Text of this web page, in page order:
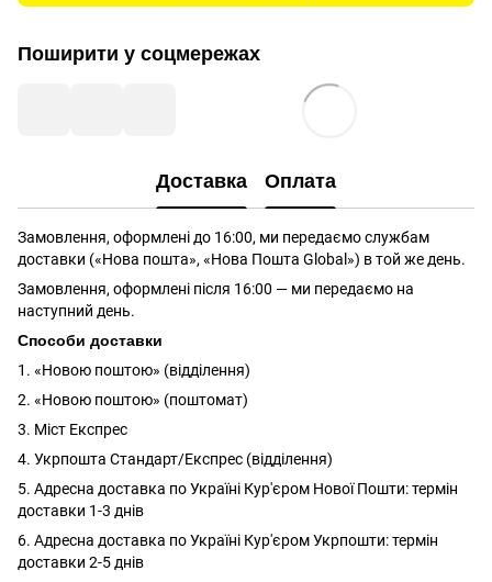
Поширити у соцмережах
Доставка Оплата
Замовлення, оформлені до 16:00, ми передаємо службам
доставки («Нова пошта», «Нова Пошта Global») в той же день.
Замовлення, оформлені після 16:00 — ми передаємо на
наступний день.
Способи доставки
1. «Новою поштою» (відділення)
2. «Новою поштою» (поштомат)
3. Міст Експрес
4. Укрпошта Стандарт/Експрес (відділення)
5. Адресна доставка по Україні Кур'єром Нової Пошти: термін
доставки 1-3 днів
6. Адресна доставка по Україні Кур'єром Укрпошти: термін
доставки 2-5 днів